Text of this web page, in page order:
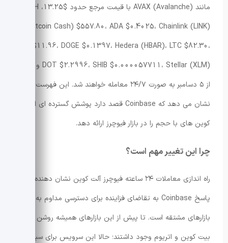
مانند AVAX (Avalanche) با قیمت مرجع حدود $13.25، BCH
(Bitcoin Cash) $557.80، ADA $0.4025، Chainlink (LINK)
$11.96، DOGE $0.1397، Hedera (HBAR)، LTC $82.30،
از ۵ دسامبر به صورت ۲۴/۷ معامله خواهند شد. این فهرست
نشان می دهد که Coinbase قصد دارد پوشش گسترده ای از آلت
کوین های با حجم را در بازار فیوچرز ارائه دهد.
چرا این تغییر مهم است؟
راه اندازی معاملات ۲۴ ساعته فیوچرز آلت کوین نشان دهنده
پاسخ Coinbase به تقاضای فزاینده برای دسترسی مداوم به
بازارهای مشتقه است. تا پیش از این بازارهای همیشه روشن برای
بیت کوین و اتریوم وجود داشتند؛ حالا این سرویس برای سبدی از